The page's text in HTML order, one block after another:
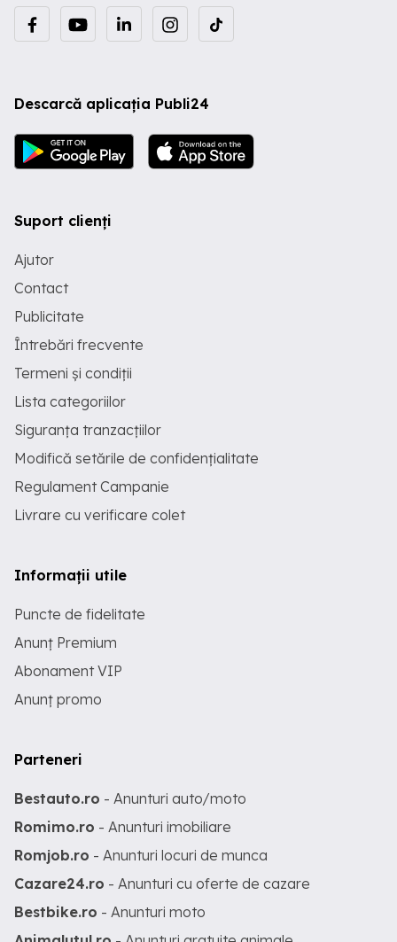
Descarcă aplicația Publi24
Suport clienți
Ajutor
Contact
Publicitate
Întrebări frecvente
Termeni și condiții
Lista categoriilor
Siguranța tranzacțiilor
Modifică setările de confidențialitate
Regulament Campanie
Livrare cu verificare colet
Informații utile
Puncte de fidelitate
Anunț Premium
Abonament VIP
Anunț promo
Parteneri
Bestauto.ro - Anunturi auto/moto
Romimo.ro - Anunturi imobiliare
Romjob.ro - Anunturi locuri de munca
Cazare24.ro - Anunturi cu oferte de cazare
Bestbike.ro - Anunturi moto